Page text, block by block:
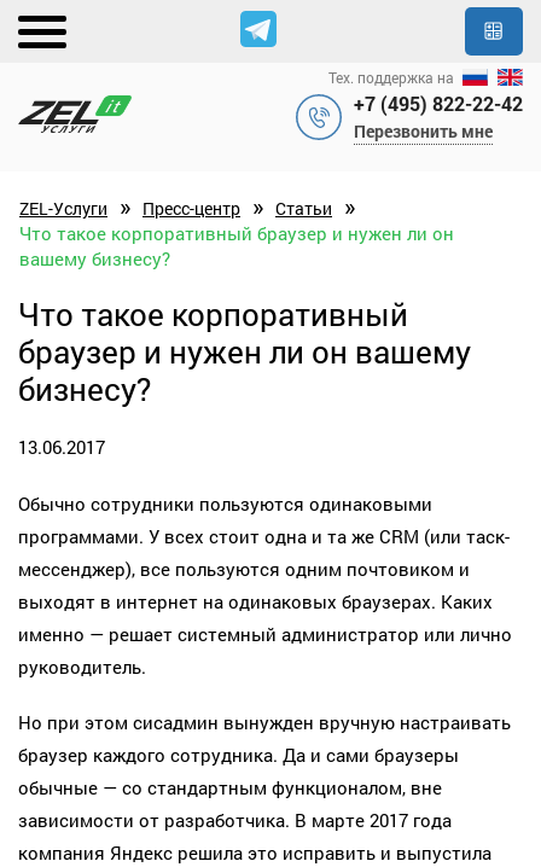
+7 (495) 822-22-42
Перезвонить мне
Тех. поддержка на
ZEL-Услуги » Пресс-центр » Статьи »
Что такое корпоративный браузер и нужен ли он
вашему бизнесу?
Что такое корпоративный
браузер и нужен ли он вашему
бизнесу?
13.06.2017
Обычно сотрудники пользуются одинаковыми
программами. У всех стоит одна и та же CRM (или таск-
мессенджер), все пользуются одним почтовиком и
выходят в интернет на одинаковых браузерах. Каких
именно — решает системный администратор или лично
руководитель.
Но при этом сисадмин вынужден вручную настраивать
браузер каждого сотрудника. Да и сами браузеры
обычные — со стандартным функционалом, вне
зависимости от разработчика. В марте 2017 года
компания Яндекс решила это исправить и выпустила